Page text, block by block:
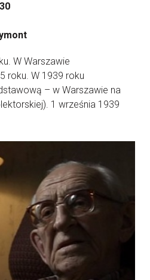
W Warszawie
roku. W 1939 roku
– w Warszawie na
1 września 1939